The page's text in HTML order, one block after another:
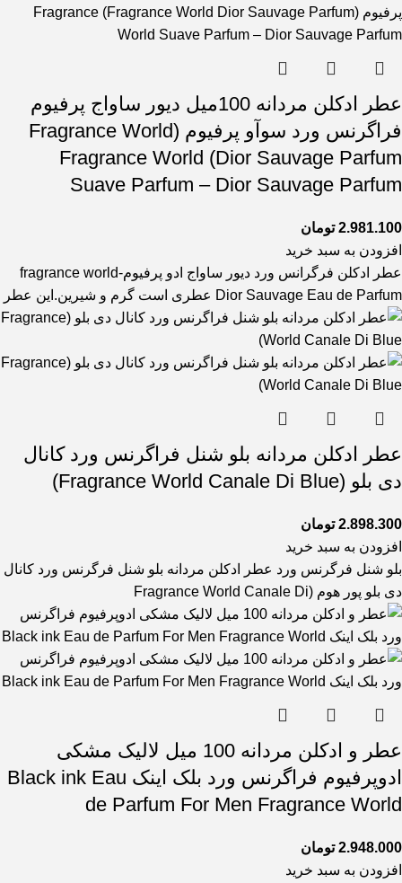
عطر ادکلن مردانه 100میل دیور ساواج پرفیوم
فراگرنس ورد سوآو پرفیوم (Fragrance World
Dior Sauvage Parfum) Fragrance World
Suave Parfum – Dior Sauvage Parfum
2.981.100 تومان
افزودن به سبد خرید
عطر ادکلن فرگرانس ورد دیور ساواج ادو پرفیوم-fragrance world
Dior Sauvage Eau de Parfum عطری است گرم و شیرین.این عطر
عطر ادکلن مردانه بلو شنل فراگرنس ورد کانال
دی بلو (Fragrance World Canale Di Blue)
2.898.300 تومان
افزودن به سبد خرید
بلو شنل فرگرنس ورد عطر ادکلن مردانه بلو شنل فرگرنس ورد کانال
دی بلو پور هوم (Fragrance World Canale Di
عطر و ادکلن مردانه 100 میل لالیک مشکی
ادوپرفیوم فراگرنس ورد بلک اینک Black ink Eau
de Parfum For Men Fragrance World
2.948.000 تومان
افزودن به سبد خرید